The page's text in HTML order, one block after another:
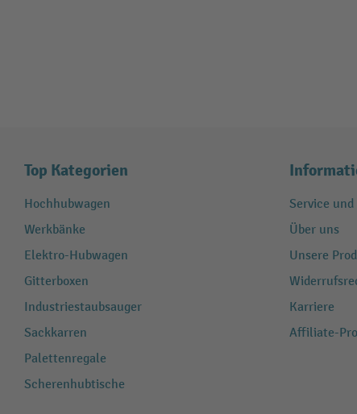
Top Kategorien
Hochhubwagen
Werkbänke
Elektro-Hubwagen
Gitterboxen
Industriestaubsauger
Sackkarren
Palettenregale
Scherenhubtische
Service
Über uns
Unsere
Karriere
Affiliate-